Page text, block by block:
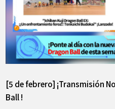
[5 de febrero] ¡Transmisión
Ball !